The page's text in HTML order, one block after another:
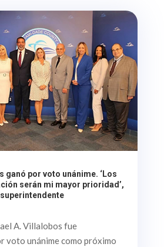
ganó por voto unánime. ‘Los
serán mi mayor prioridad’,
A. Villalobos fue
voto unánime como próximo